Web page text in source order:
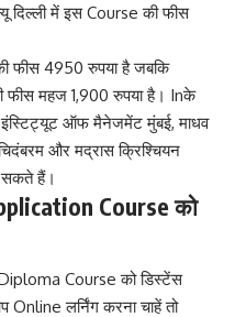
न्यू दिल्ली में इस Course की फीस
फीस 4950 रुपया है जबकि
फीस महज 1,900 रुपया है। Inके
इंस्टिट्यूट ऑफ मैनेजमेंट मुंबई, माधव
चिदंबरम और मद्रास क्रिश्चियन
हैं।
Course को
Course को डिस्टेंस
लर्निंग करना चाहें तो